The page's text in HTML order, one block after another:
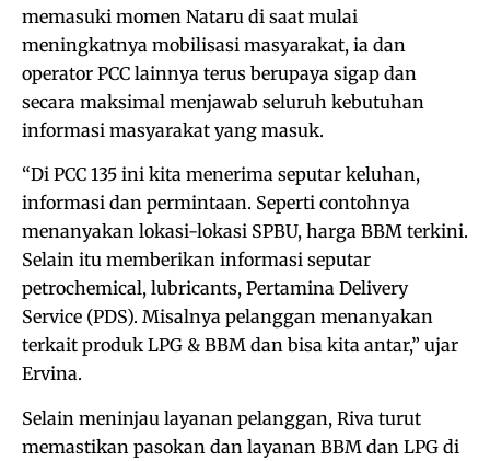
memasuki momen Nataru di saat mulai
meningkatnya mobilisasi masyarakat, ia dan
operator PCC lainnya terus berupaya sigap dan
secara maksimal menjawab seluruh kebutuhan
informasi masyarakat yang masuk.
“Di PCC 135 ini kita menerima seputar keluhan,
informasi dan permintaan. Seperti contohnya
menanyakan lokasi-lokasi SPBU, harga BBM terkini.
Selain itu memberikan informasi seputar
petrochemical, lubricants, Pertamina Delivery
Service (PDS). Misalnya pelanggan menanyakan
terkait produk LPG & BBM dan bisa kita antar,” ujar
Ervina.
Selain meninjau layanan pelanggan, Riva turut
memastikan pasokan dan layanan BBM dan LPG di